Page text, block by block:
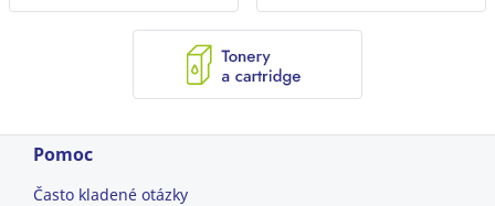
Pomoc
Často kladené otázky